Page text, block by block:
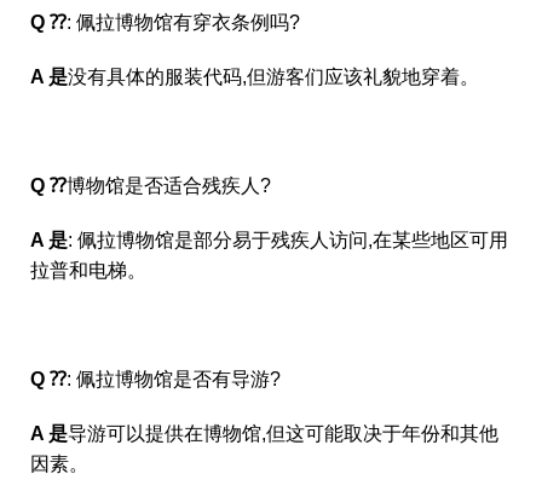
Q ⁇: 佩拉博物馆有穿衣条例吗?
A 是没有具体的服装代码,但游客们应该礼貌地穿着。
Q ⁇博物馆是否适合残疾人?
A 是: 佩拉博物馆是部分易于残疾人访问,在某些地区可用
拉普和电梯。
Q ⁇: 佩拉博物馆是否有导游?
A 是导游可以提供在博物馆,但这可能取决于年份和其他
因素。